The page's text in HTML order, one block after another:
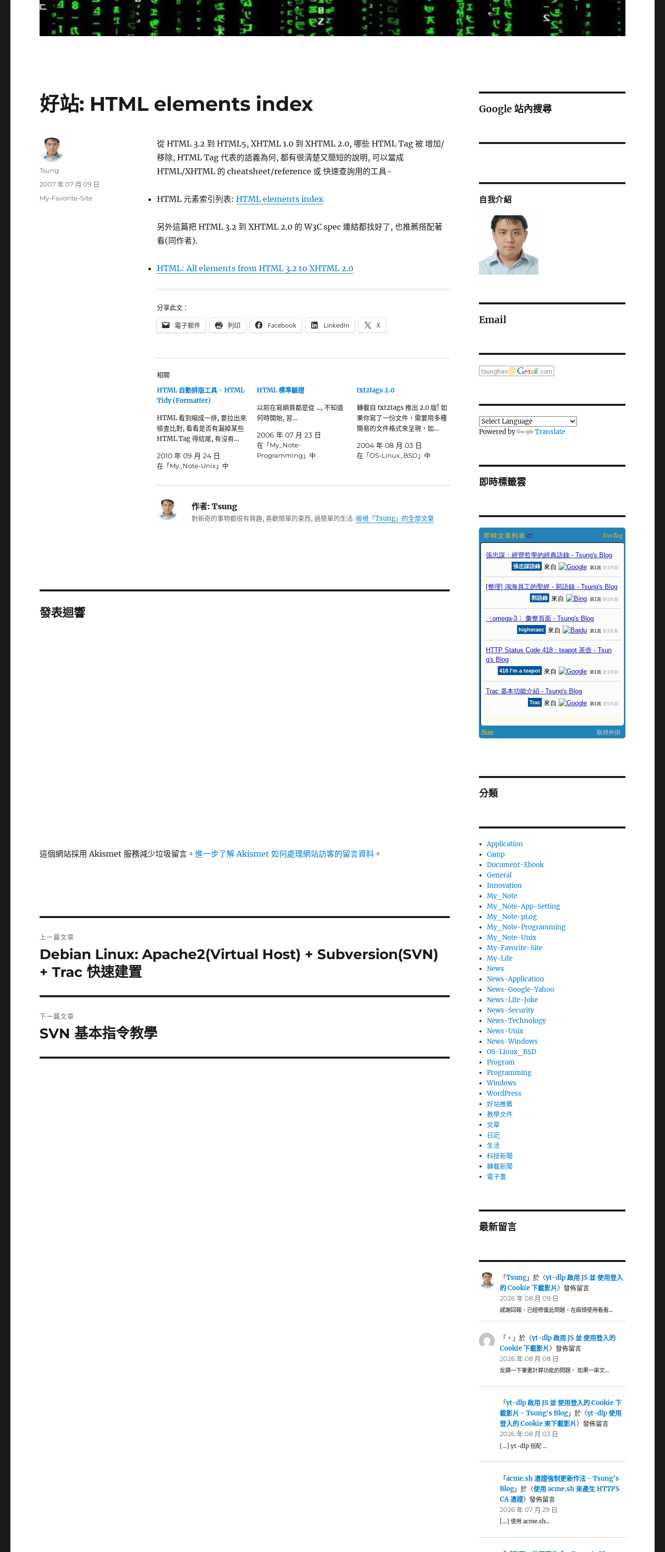
好站: HTML elements index
從 HTML 3.2 到 HTML5, XHTML 1.0 到 XHTML 2.0, 哪些 HTML Tag 被 增加/
移除, HTML Tag 代表的語義為何, 都有很清楚又簡短的說明, 可以當成
HTML/XHTML 的 cheatsheet/reference 或 快速查詢用的工具~
HTML 元素索引列表: HTML elements index
另外這篇把 HTML 3.2 到 XHTML 2.0 的 W3C spec 連結都找好了, 也推薦搭配著
看(同作者).
HTML: All elements from HTML 3.2 to XHTML 2.0
分享此文：
電子郵件 列印 Facebook LinkedIn X
相關
HTML 自動排版工具 - HTML
Tidy (Formatter)
HTML 看到縮成一排, 要拉出來
檢查比對, 看看是否有漏掉某些
HTML Tag 得結尾, 有沒有…
2010 年 09 月 24 日
在「My_Note-Unix」中
HTML 標準驗證
以前在寫網頁都是從 ..., 不知道
何時開始, 習…
2006 年 07 月 23 日
在「My_Note-
Programming」中
txt2tags 2.0
轉載自 txt2tags 推出 2.0 版! 如
果你寫了一份文件，需要用多種
簡易的文件格式來呈現，如…
2004 年 08 月 03 日
在「OS-Linux_BSD」中
作者:Tsung
對新奇的事物都很有興趣, 喜歡簡單的東西, 過簡單的生活.檢視「Tsung」的全部文章
作
Tsung
發
日
2007 年 07 月 09 日
分
My-Favorite-Site
發表迴響
這個網站採用 Akismet 服務減少垃圾留言。進一步了解 Akismet 如何處理網站訪客的留言資料 。
章
導
上一篇文章
上
文
Debian Linux: Apache2(Virtual Host) + Subversion(SVN)
+ Trac 快速建置
下一篇文章
下
篇
SVN 基本指令教學
Google 站內搜尋
自我介紹
Email
Powered by Translate
即時標籤雲
SiteTag
分類
Application
Camp
Document-Ebook
General
Innovation
My_Note
My_Note-App-Setting
My_Note-pLog
My_Note-Programming
My_Note-Unix
My-Favorite-Site
My-Life
News
News-Application
News-Google-Yahoo
News-Life-Joke
News-Security
News-Technology
News-Unix
News-Windows
OS-Linux_BSD
Program
Programming
Windows
WordPress
好站推薦
教學文件
文章
日記
生活
科技新聞
轉載新聞
電子書
最新留言
「Tsung」於〈yt-dlp 啟用 JS 並 使用登入
的 Cookie 下載影片〉發佈留言
2026 年 08 月 09 日
感謝回報，已經修復此問題，在麻煩使用看看…
「 。 」於〈yt-dlp 啟用 JS 並 使用登入的
Cookie 下載影片〉發佈留言
2026 年 08 月 08 日
反饋一下筆畫計算功能的問題， 如果一串文…
「yt-dlp 啟用 JS 並 使用登入的 Cookie 下
載影片 - Tsung's Blog」於〈yt-dlp 使用
登入的 Cookie 來下載影片〉發佈留言
2026 年 08 月 03 日
[…] yt-dlp 搭配 …
「acme.sh 憑證強制更新作法 - Tsung's
Blog」於〈使用 acme.sh 來產生 HTTPS
CA 憑證〉發佈留言
2026 年 07 月 29 日
[…] 使用 acme.sh…